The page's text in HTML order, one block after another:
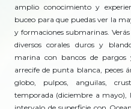
amplio conocimiento y
buceo para que puedas ver la
y formaciones submarinas.
diversos corales duros y
marina con bancos de pargos
arrecife de punta blanca, peces
globo, pulpos, anguilas,
temporada (diciembre a